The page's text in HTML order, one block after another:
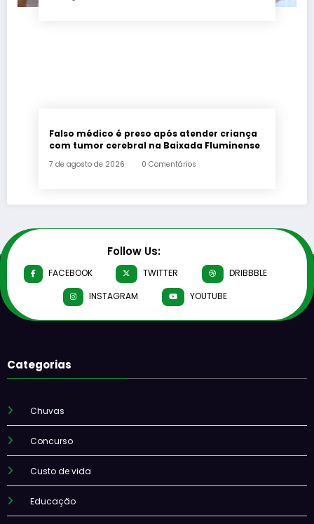
Falso médico é preso após atender criança
com tumor cerebral na Baixada Fluminense
7 de agosto de 2026 0 Comentários
Follow Us:
FACEBOOK TWITTER
DRIBBBLE
INSTAGRAM
YOUTUBE
Categorias
Chuvas
Concurso
Custo de vida
Educação